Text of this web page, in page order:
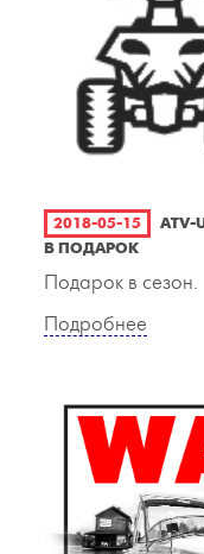
2018-05-15
ATV-
В ПОДАРОК
Подарок в сезон.
Подробнее